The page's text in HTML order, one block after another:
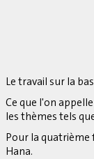
Le travail sur la
Ce que l'on
les thèmes tels
Pour la quatrième
Hana.